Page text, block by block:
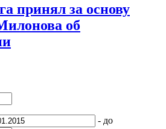
принял за основу
об
- до